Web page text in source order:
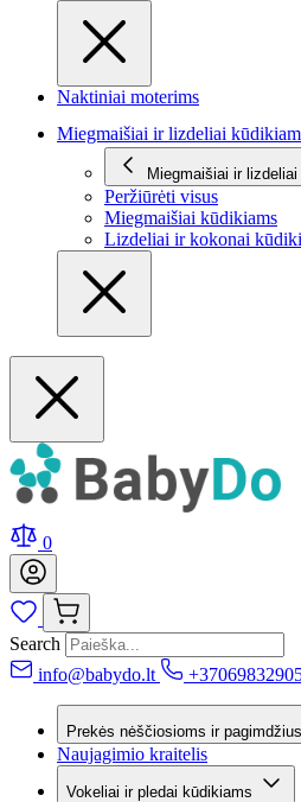
Naktiniai moterims
Miegmaišiai ir lizdeliai
Miegmaišiai ir
Peržiūrėti visus
Miegmaišiai kūdikiams
Lizdeliai ir kokonai
0
Search
info@babydo.lt
Prekės nėščiosioms ir
Naujagimio kraitelis
Vokeliai ir pledai kūdikiams